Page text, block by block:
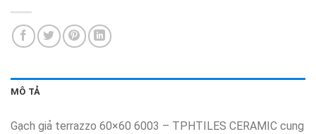
MÔ TẢ
Gạch giả terrazzo 60×60 6003 – TPHTILES CERAMIC cung